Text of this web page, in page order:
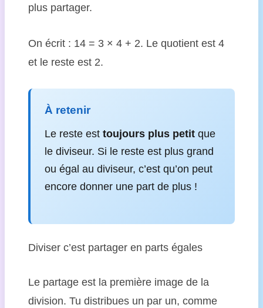
plus partager.
On écrit : 14 = 3 × 4 + 2. Le quotient est 4
et le reste est 2.
À retenir
Le reste est toujours plus petitque
le diviseur. Si le reste est plus grand
ou égal au diviseur, c’est qu’on peut
encore donner une part de plus !
Diviser c’est partager en parts égales
Le partage est la première image de la
division. Tu distribues un par un, comme